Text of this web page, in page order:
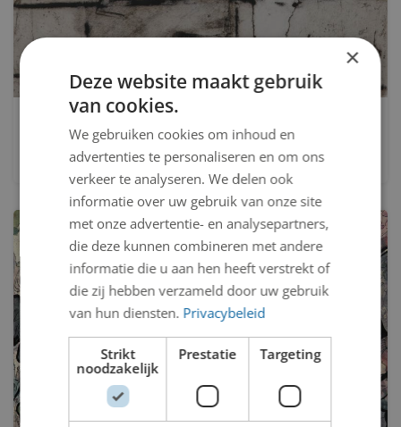
6e staat - 9 staten
E.J. (Edwin) Kragten
×
Deze website maakt gebruik
van cookies.
We gebruiken cookies om inhoud en
advertenties te personaliseren en om ons
verkeer te analyseren. We delen ook
informatie over uw gebruik van onze site
met onze advertentie- en analysepartners,
die deze kunnen combineren met andere
informatie die u aan hen heeft verstrekt of
die zij hebben verzameld door uw gebruik
van hun diensten. Privacybeleid
Strikt
noodzakelijk
Prestatie Targeting